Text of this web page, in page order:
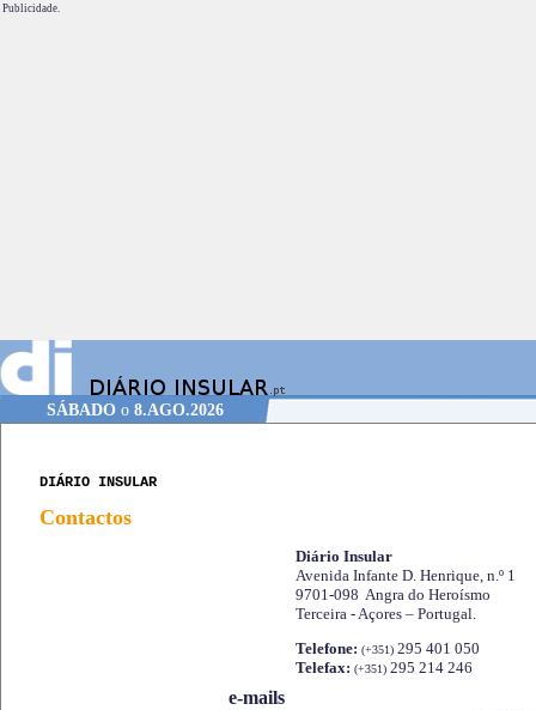
Publicidade.
SÁBADOo 8.AGO.2026
DIÁRIO INSULAR
Contactos
Diário Insular
Avenida Infante D. Henrique, n.º 1
9701-098 Angra do Heroísmo
Terceira - Açores – Portugal.
Telefone: (+351) 295 401 050
Telefax: (+351) 295 214 246
e-mails